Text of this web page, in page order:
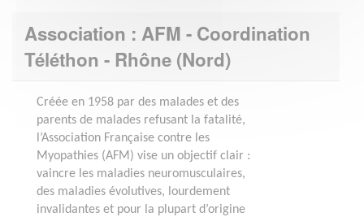
Association : AFM - Coordination
Téléthon - Rhône (Nord)
Créée en 1958 par des malades et des
parents de malades refusant la fatalité,
l’Association Française contre les
Myopathies (AFM) vise un objectif clair :
vaincre les maladies neuromusculaires,
des maladies évolutives, lourdement
invalidantes et pour la plupart d’origine